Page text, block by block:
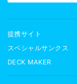
提携サイト
スペシャルサンクス
DECK MAKER